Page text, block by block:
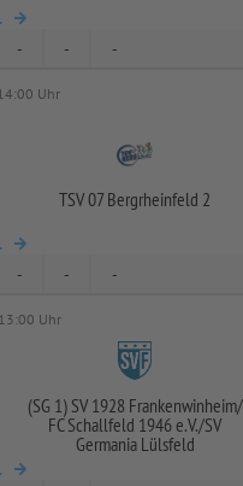
- - -
Uhr
TSV 07 Bergrheinfeld 2
- - -
Uhr
(SG 1) SV 1928 Frankenwinheim/
FC Schallfeld 1946 e.V./SV
Germania Lülsfeld